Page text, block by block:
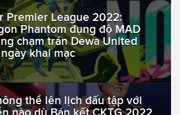
Premier League 2022:
Phantom đụng độ MAD
chạm trán Dewa United
khai mạc
thể lên lịch đấu tập với
nào dù Bán kết CKTG 2022